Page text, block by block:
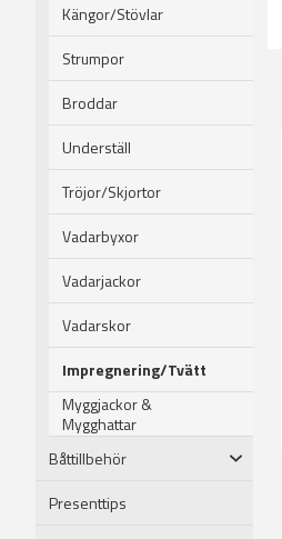
Kängor/Stövlar
Strumpor
Broddar
Underställ
Tröjor/Skjortor
Vadarbyxor
Vadarjackor
Vadarskor
Impregnering/Tvätt
Myggjackor &
Mygghattar
Båttillbehör
Presenttips